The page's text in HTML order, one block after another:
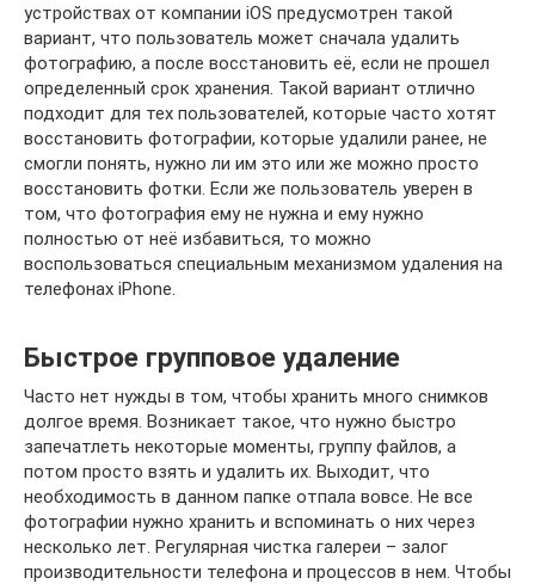
устройствах от компании iOS предусмотрен такой
вариант, что пользователь может сначала удалить
фотографию, а после восстановить её, если не прошел
определенный срок хранения. Такой вариант отлично
подходит для тех пользователей, которые часто хотят
восстановить фотографии, которые удалили ранее, не
смогли понять, нужно ли им это или же можно просто
восстановить фотки. Если же пользователь уверен в
том, что фотография ему не нужна и ему нужно
полностью от неё избавиться, то можно
воспользоваться специальным механизмом удаления на
телефонах iPhone.
Быстрое групповое удаление
Часто нет нужды в том, чтобы хранить много снимков
долгое время. Возникает такое, что нужно быстро
запечатлеть некоторые моменты, группу файлов, а
потом просто взять и удалить их. Выходит, что
необходимость в данном папке отпала вовсе. Не все
фотографии нужно хранить и вспоминать о них через
несколько лет. Регулярная чистка галереи – залог
производительности телефона и процессов в нем. Чтобы